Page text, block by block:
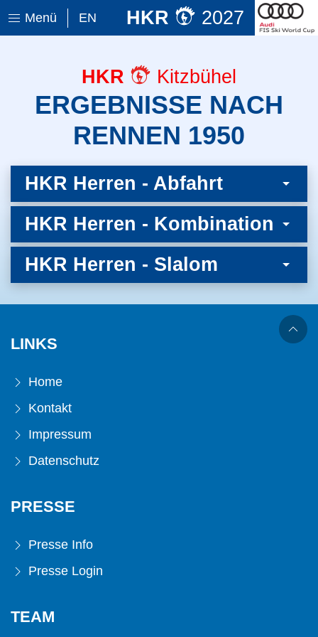
Menü EN HKR 2027
HKR Kitzbühel
ERGEBNISSE NACH
RENNEN 1950
HKR Herren - Abfahrt
HKR Herren - Kombination
HKR Herren - Slalom
LINKS
Home
Kontakt
Impressum
Datenschutz
PRESSE
Presse Info
Presse Login
TEAM